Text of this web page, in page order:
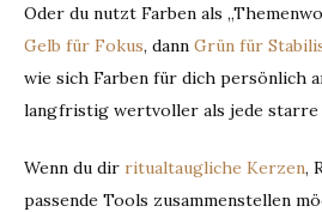
Oder du nutzt Farben als
Gelb für Fokus, dann Grün für
wie sich Farben für dich persönlich
langfristig wertvoller als jede starre
Wenn du dir ritualtaugliche Kerzen,
passende Tools zusammenstellen